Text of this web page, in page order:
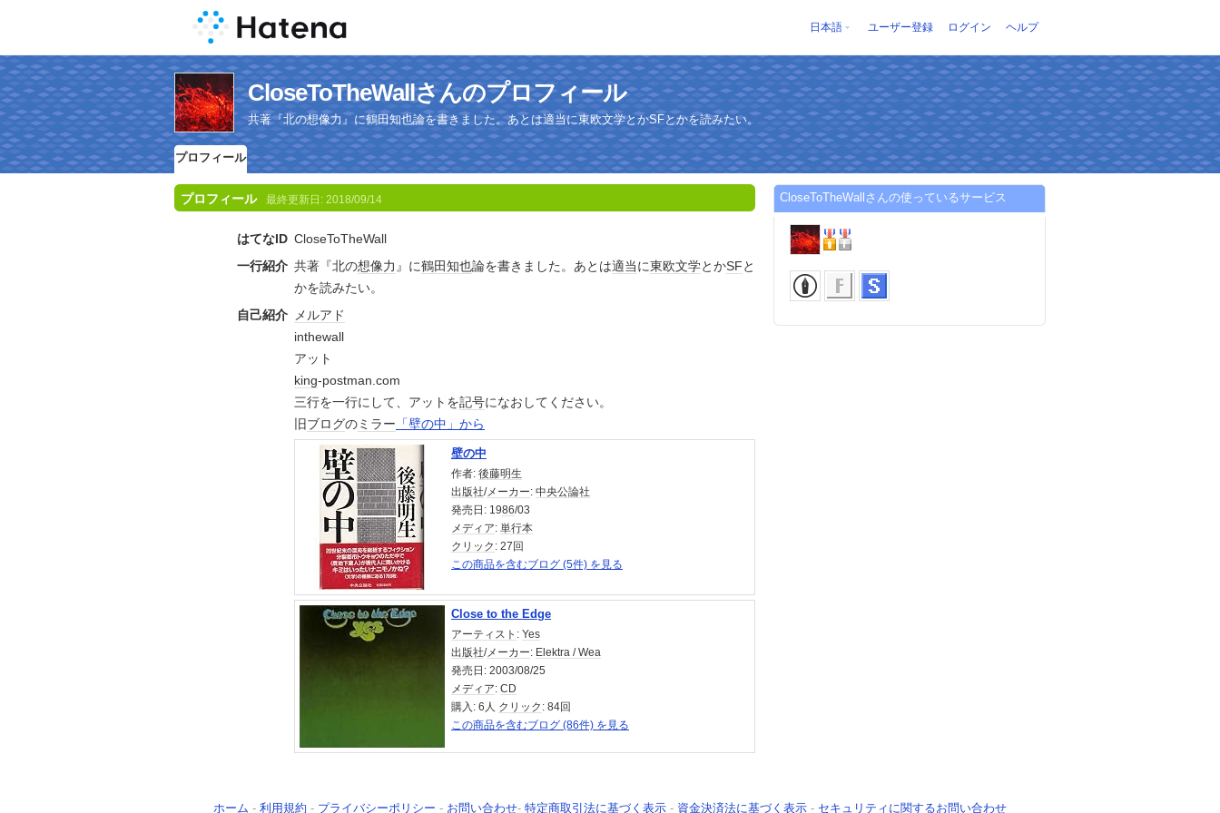
日本語 ユーザー登録 ログイン ヘルプ
CloseToTheWallさんのプロフィール
共著『北の想像力』に鶴田知也論を書きました。あとは適当に東欧文学とかSFとかを読みたい。
プロフィール
プロフィール 最終更新日: 2018/09/14
はてなID CloseToTheWall
一行紹介 共著『北の想像力 』に鶴田知也論を書きました。あとは適当に東欧文学とかSFと
かを読みたい。
自己紹介 メルアド
inthewall
アット
king-postman.com
三行を一行にして、アットを記号になおしてください。
旧ブログのミラー 「壁の中」から
壁の中
作者: 後藤明生
出版社/ メーカー: 中央公論社
発売日: 1986/03
メディア: 単行本
クリック : 27回
この商品を含むブログ (5件) を見る
Close to the Edge
アーティスト : Yes
出版社/ メーカー: Elektra / Wea
発売日: 2003/08/25
メディア: CD
購入 : 6人 クリック : 84回
この商品を含むブログ (86件) を見る
CloseToTheWallさんの使っているサービス
ホーム - 利用規約 - プライバシーポリシー - お問い合わせ- 特定商取引法に基づく表示 - 資金決済法に基づく表示 - セキュリティに関するお問い合わせ